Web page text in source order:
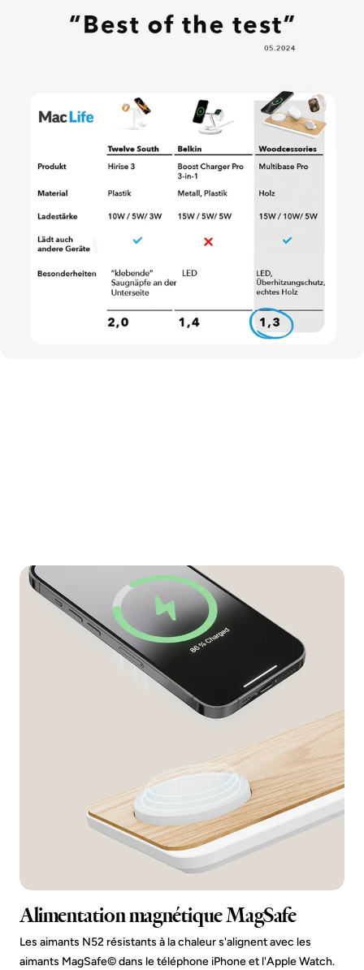
Alimentation magnétique MagSafe
Les aimants N52 résistants à la chaleur s'alignent avec les
aimants MagSafe© dans le téléphone iPhone et l'Apple Watch.